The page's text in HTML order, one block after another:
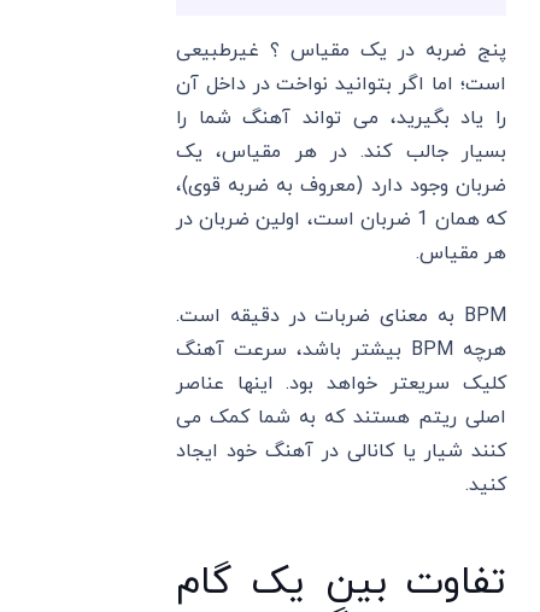
پنج ضربه در یک مقیاس ؟ غیرطبیعی
است؛ اما اگر بتوانید نواخت در داخل آن
را یاد بگیرید، می تواند آهنگ شما را
بسیار جالب کند. در هر مقیاس، یک
ضربان وجود دارد (معروف به ضربه قوی)،
که همان 1 ضربان است، اولین ضربان در
هر مقیاس.
BPM به معنای ضربات در دقیقه است.
هرچه BPM بیشتر باشد، سرعت آهنگ
کلیک سریعتر خواهد بود. اینها عناصر
اصلی ریتم هستند که به شما کمک می
کنند شیار یا کانالی در آهنگ خود ایجاد
کنید.
تفاوت بین یک گام